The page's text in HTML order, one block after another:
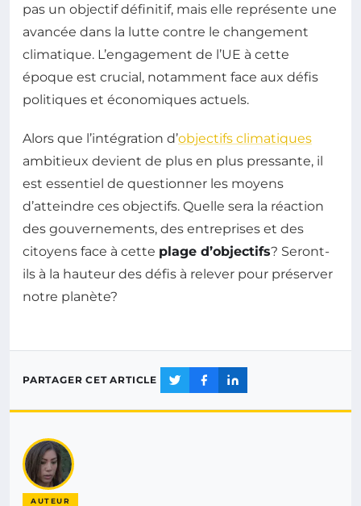
pas un objectif définitif, mais elle représente une
avancée dans la lutte contre le changement
climatique. L’engagement de l’UE à cette
époque est crucial, notamment face aux défis
politiques et économiques actuels.
Alors que l’intégration d’objectifs climatiques
ambitieux devient de plus en plus pressante, il
est essentiel de questionner les moyens
d’atteindre ces objectifs. Quelle sera la réaction
des gouvernements, des entreprises et des
citoyens face à cette plage d’objectifs? Seront-
ils à la hauteur des défis à relever pour préserver
notre planète?
PARTAGER CET ARTICLE
AUTEUR